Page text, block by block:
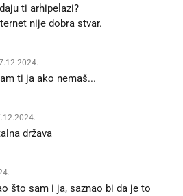
ti arhipelazi?
nije dobra stvar.
ti ja ako nemaš...
država
što sam i ja, saznao bi da je to